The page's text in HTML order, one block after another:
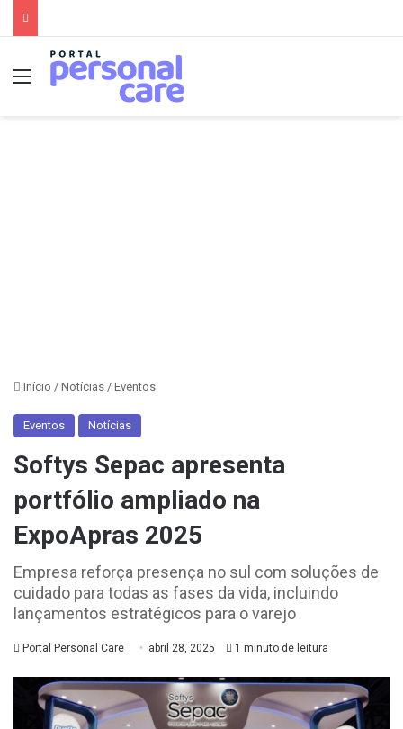
Menu
Início / Notícias / Eventos
Eventos Notícias
Softys Sepac apresenta
portfólio ampliado na
ExpoApras 2025
Empresa reforça presença no sul com soluções de
cuidado para todas as fases da vida, incluindo
lançamentos estratégicos para o varejo
Portal Personal Care abril 28, 2025 1 minuto de leitura